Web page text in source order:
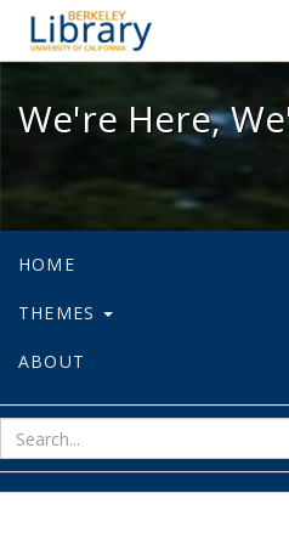
We're
We're Here,
HOME
THEMES
ABOUT